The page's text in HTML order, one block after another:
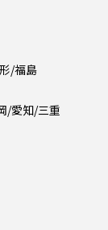
/福島
/愛知/三重